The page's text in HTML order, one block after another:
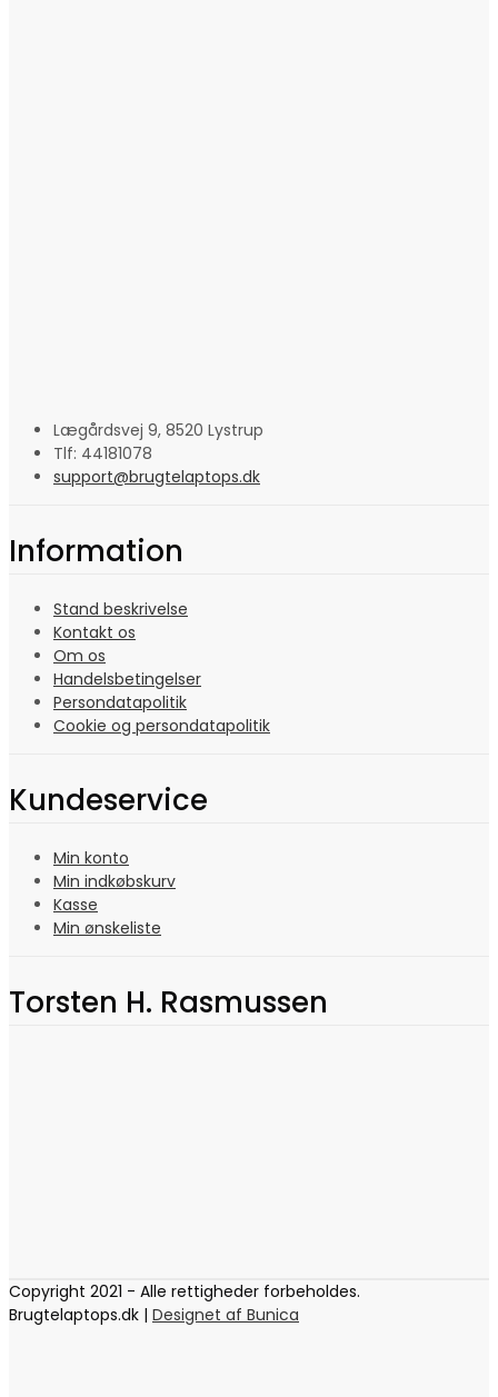
Lægårdsvej 9, 8520 Lystrup
Tlf: 44181078
support@brugtelaptops.dk
Information
Stand beskrivelse
Kontakt os
Om os
Handelsbetingelser
Persondatapolitik
Cookie og persondatapolitik
Kundeservice
Min konto
Min indkøbskurv
Kasse
Min ønskeliste
Torsten H. Rasmussen
Copyright 2021 - Alle rettigheder forbeholdes.
Brugtelaptops.dk | Designet af Bunica